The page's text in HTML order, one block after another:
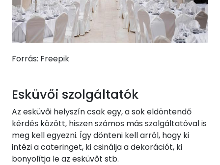
Forrás: Freepik
Esküvői szolgáltatók
Az esküvői helyszín csak egy, a sok eldöntendő
kérdés között, hiszen számos más szolgáltatóval is
meg kell egyezni. Így dönteni kell arról, hogy ki
intézi a cateringet, ki csinálja a dekorációt, ki
bonyolítja le az esküvőt stb.